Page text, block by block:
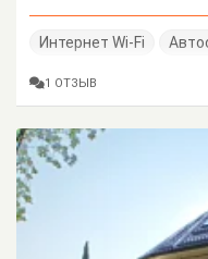
Интернет Wi-Fi
1 ОТЗЫВ